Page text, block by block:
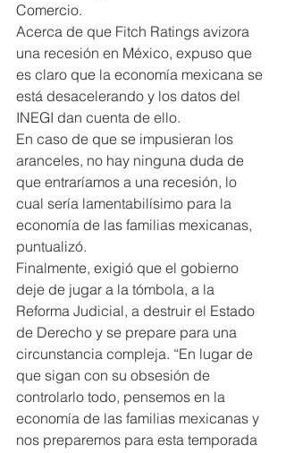
Comercio.
Acerca de que Fitch Ratings avizora
una recesión en México, expuso que
es claro que la economía mexicana se
está desacelerando y los datos del
INEGI dan cuenta de ello.
En caso de que se impusieran los
aranceles, no hay ninguna duda de
que entraríamos a una recesión, lo
cual sería lamentabilísimo para la
economía de las familias mexicanas,
puntualizó.
Finalmente, exigió que el gobierno
deje de jugar a la tómbola, a la
Reforma Judicial, a destruir el Estado
de Derecho y se prepare para una
circunstancia compleja. “En lugar de
que sigan con su obsesión de
controlarlo todo, pensemos en la
economía de las familias mexicanas y
nos preparemos para esta temporada